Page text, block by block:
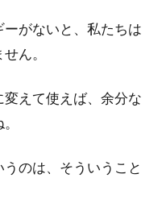
ている女性は以前よりも増え
限して一食も控えめ
がないと、私たちは
ん。
えて使えば、余分な
のは、そういうこと